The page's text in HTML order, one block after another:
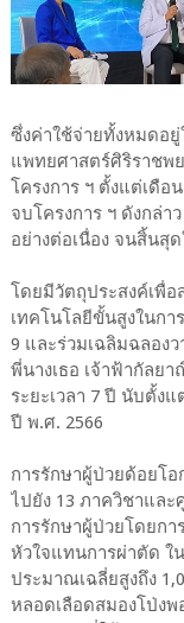
ซึ่งค่าใช้จ่ายทั้งหมดอ
แพทยศาสตร์ศิริราชพ
โครงการ ฯ ตั้งแต่เดือ
จบโครงการ ฯ ดังกล่า
อย่างต่อเนื่อง จนสิ้นสุ
โดยมีวัตถุประสงค์เพื่
เทคโนโลยีขั้นสูงในกา
9 และร่วมเฉลิมฉลอง
พี่นางเธอ เจ้าฟ้ากัลย
ระยะเวลา 7 ปี นับตั้ง
ปี พ.ศ. 2566
การรักษาผู้ป่วยด้อยโ
ไปยัง 13 ภาควิชาและ
การรักษาผู้ป่วยโดยกา
หัวใจแทนการผ่าตัด ใ
ประมาณเฉลี่ยสูงถึง
หลอดเลือดสมองโป่ง